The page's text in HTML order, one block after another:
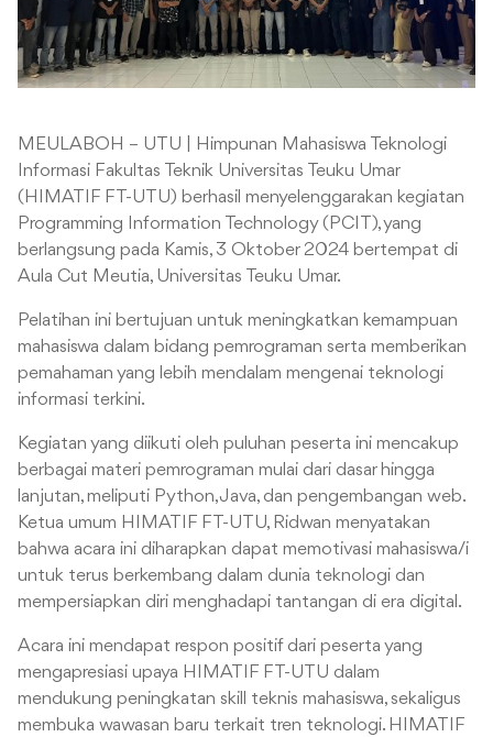
MEULABOH – UTU | Himpunan Mahasiswa Teknologi
Informasi Fakultas Teknik Universitas Teuku Umar
(HIMATIF FT-UTU) berhasil menyelenggarakan kegiatan
Programming Information Technology (PCIT), yang
berlangsung pada Kamis, 3 Oktober 2024 bertempat di
Aula Cut Meutia, Universitas Teuku Umar.
Pelatihan ini bertujuan untuk meningkatkan kemampuan
mahasiswa dalam bidang pemrograman serta memberikan
pemahaman yang lebih mendalam mengenai teknologi
informasi terkini.
Kegiatan yang diikuti oleh puluhan peserta ini mencakup
berbagai materi pemrograman mulai dari dasar hingga
lanjutan, meliputi Python, Java, dan pengembangan web.
Ketua umum HIMATIF FT-UTU, Ridwan menyatakan
bahwa acara ini diharapkan dapat memotivasi mahasiswa/i
untuk terus berkembang dalam dunia teknologi dan
mempersiapkan diri menghadapi tantangan di era digital.
Acara ini mendapat respon positif dari peserta yang
mengapresiasi upaya HIMATIF FT-UTU dalam
mendukung peningkatan skill teknis mahasiswa, sekaligus
membuka wawasan baru terkait tren teknologi. HIMATIF